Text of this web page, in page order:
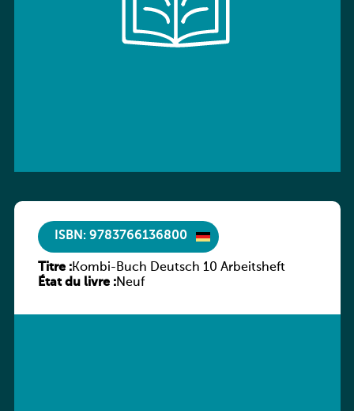
ISBN: 9783766136800
Titre :Kombi-Buch Deutsch 10 Arbeitsheft
État du livre :Neuf